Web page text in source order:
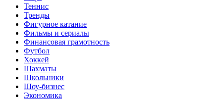
Теннис
Тренды
Фигурное катание
Фильмы и сериалы
Финансовая грамотность
Футбол
Хоккей
Шахматы
Школьники
Шоу-бизнес
Экономика